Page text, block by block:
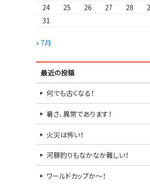
24
25 26 27 28
31
« 7月
最近の投稿
何でも古くなる！
暑さ、異常であります！
火災は怖い！
河豚釣りもなかなか難しい！
ワールドカップか～！